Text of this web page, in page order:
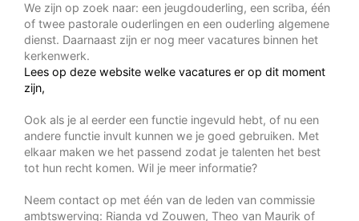
We zijn op zoek naar: een jeugdouderling, een scriba, één
of twee pastorale ouderlingen en een ouderling algemene
dienst. Daarnaast zijn er nog meer vacatures binnen het
kerkenwerk.
Lees op deze website welke vacatures er op dit moment
zijn,
Ook als je al eerder een functie ingevuld hebt, of nu een
andere functie invult kunnen we je goed gebruiken. Met
elkaar maken we het passend zodat je talenten het best
tot hun recht komen. Wil je meer informatie?
Neem contact op met één van de leden van commissie
ambtswerving: Rianda vd Zouwen, Theo van Maurik of